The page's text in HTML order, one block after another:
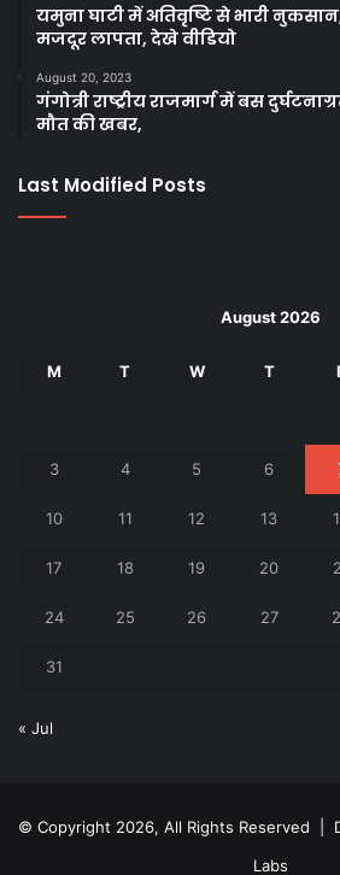
यमुना घाटी में अतिवृष्टि से भारी
मजदूर लापता, देखे वीडियो
August 20, 2023
गंगोत्री राष्ट्रीय राजमार्ग में बस
मौत की खबर,
Last Modified Posts
August 2026
M T W T
3 4 5 6
10 11 12 13
17 18 19 20
24 25 26 27
31
« Jul
© Copyright 2026, All Rights Reserved |
Labs